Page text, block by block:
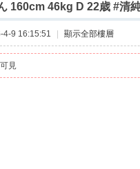
160cm 46kg D 22歳 #清
4-9 16:15:51 顯示全部樓層
見